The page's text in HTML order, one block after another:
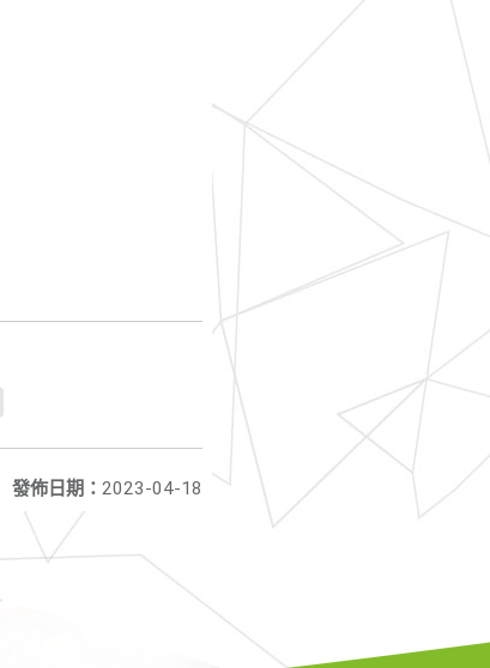
發佈日期： 2023-04-18